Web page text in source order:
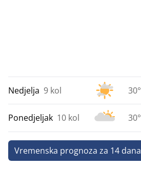
Nedjelja 9 kol 30°
Ponedjeljak 10 kol 30°
Vremenska prognoza za 14 dana